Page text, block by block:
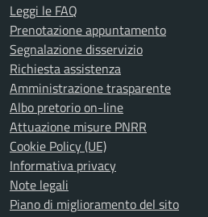
Leggi le FAQ
Prenotazione appuntamento
Segnalazione disservizio
Richiesta assistenza
Amministrazione trasparente
Albo pretorio on-line
Attuazione misure PNRR
Cookie Policy (UE)
Informativa privacy
Note legali
Piano di miglioramento del sito